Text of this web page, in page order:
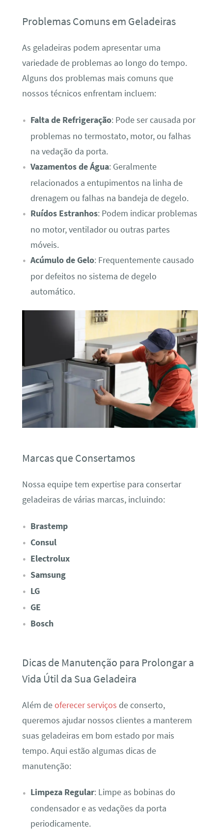
Problemas Comuns em Geladeiras
As geladeiras podem apresentar uma
variedade de problemas ao longo do tempo.
Alguns dos problemas mais comuns que
nossos técnicos enfrentam incluem:
Falta de Refrigeração: Pode ser causada por
problemas no termostato, motor, ou falhas
na vedação da porta.
Vazamentos de Água: Geralmente
relacionados a entupimentos na linha de
drenagem ou falhas na bandeja de degelo.
Ruídos Estranhos: Podem indicar problemas
no motor, ventilador ou outras partes
móveis.
Acúmulo de Gelo: Frequentemente causado
por defeitos no sistema de degelo
automático.
Marcas que Consertamos
Nossa equipe tem expertise para consertar
geladeiras de várias marcas, incluindo:
Brastemp
Consul
Electrolux
Samsung
LG
GE
Bosch
Dicas de Manutenção para Prolongar a
Vida Útil da Sua Geladeira
Além deoferecer serviços de conserto,
queremos ajudar nossos clientes a manterem
suas geladeiras em bom estado por mais
tempo. Aqui estão algumas dicas de
manutenção:
Limpeza Regular: Limpe as bobinas do
condensador e as vedações da porta
periodicamente.